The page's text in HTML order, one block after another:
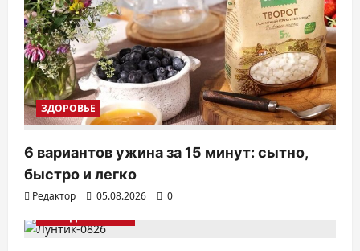
ЗДОРОВЬЕ
6 вариантов ужина за 15 минут: сытно,
быстро и легко
Редактор 05.08.2026
0
ТВ. РАДИО. КИНО.